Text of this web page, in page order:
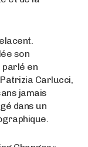
son
parlé en
Carlucci,
jamais
dans un